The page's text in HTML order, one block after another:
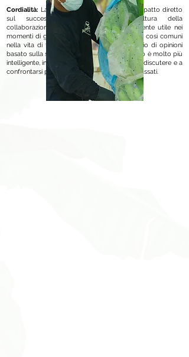
Cordialità: La gentilezza sul lavoro ha un impatto diretto
sul successo aziendale. Questa cultura della
collaborazione e del rispetto è particolarmente utile nei
momenti di grande tensione o di crisi interna, così comuni
nella vita di tutti i giorni, poiché uno scambio di opinioni
basato sulla sincerità, sull'onestà e sul rispetto è molto più
intelligente, in termini pratici, della tendenza a discutere e a
confrontarsi per ragioni altrui o per conflitti passati.